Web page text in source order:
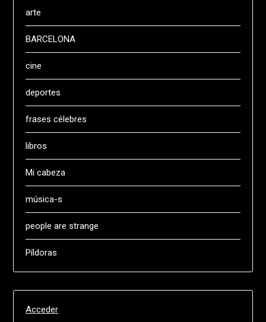
arte
BARCELONA
cine
deportes
frases célebres
libros
Mi cabeza
música-s
people are strange
Píldoras
Acceder